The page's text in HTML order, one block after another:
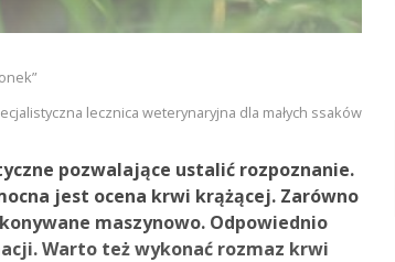
lecznica weterynaryjna dla małych ssaków
pozwalające ustalić rozpoznanie.
jest ocena krwi krążącej. Zarówno
maszynowo. Odpowiednio
Warto też wykonać rozmaz krwi